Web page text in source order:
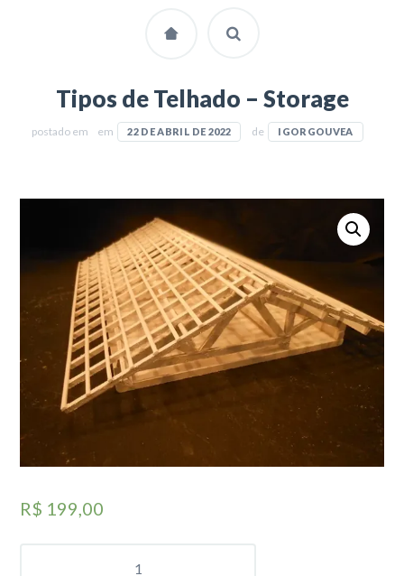
Tipos de Telhado – Storage
postado em em 22 DE ABRIL DE 2022 de IGORGOUVEA
R$ 199,00